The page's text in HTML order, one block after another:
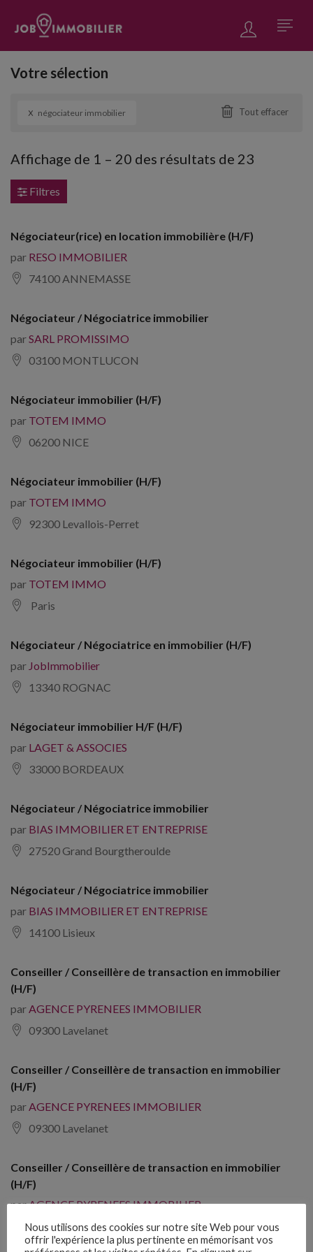
Votre sélection
x négociateur immobilier Tout effacer
Affichage de 1 – 20 des résultats de 23
Filtres
Négociateur(rice) en location immobilière (H/F)
par RESO IMMOBILIER
74100 ANNEMASSE
Négociateur / Négociatrice immobilier
parSARL PROMISSIMO
03100 MONTLUCON
Négociateur immobilier (H/F)
par TOTEM IMMO
06200 NICE
Négociateur immobilier (H/F)
par TOTEM IMMO
92300 Levallois-Perret
Négociateur immobilier (H/F)
par TOTEM IMMO
Paris
Négociateur / Négociatrice en immobilier (H/F)
par JobImmobilier
13340 ROGNAC
Négociateur immobilier H/F (H/F)
par LAGET & ASSOCIES
33000 BORDEAUX
Négociateur / Négociatrice immobilier
par BIAS IMMOBILIER ET ENTREPRISE
27520 Grand Bourgtheroulde
Négociateur / Négociatrice immobilier
par BIAS IMMOBILIER ET ENTREPRISE
14100 Lisieux
Conseiller / Conseillère de transaction en immobilier
(H/F)
par AGENCE PYRENEES IMMOBILIER
09300 Lavelanet
Conseiller / Conseillère de transaction en immobilier
(H/F)
par AGENCE PYRENEES IMMOBILIER
09300 Lavelanet
Conseiller / Conseillère de transaction en immobilier
(H/F)
parAGENCE PYRENEES IMMOBILIER
09120 Varilhes
Nous utilisons des cookies sur notre site Web pour vous
offrir l'expérience la plus pertinente en mémorisant vos